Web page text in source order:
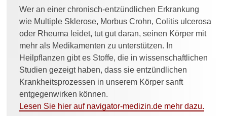
Wer an einer chronisch-entzündlichen Erkrankung
wie Multiple Sklerose, Morbus Crohn, Colitis ulcerosa
oder Rheuma leidet, tut gut daran, seinen Körper mit
mehr als Medikamenten zu unterstützen. In
Heilpflanzen gibt es Stoffe, die in wissenschaftlichen
Studien gezeigt haben, dass sie entzündlichen
Krankheitsprozessen in unserem Körper sanft
entgegenwirken können.
Lesen Sie hier auf navigator-medizin.de mehr dazu.